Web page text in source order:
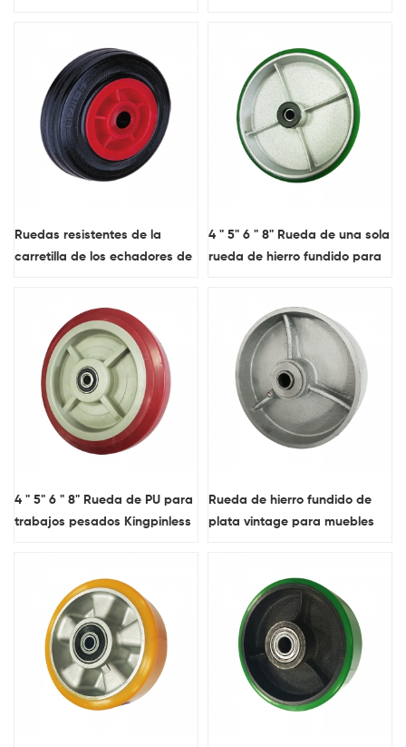
Ruedas resistentes de la
carretilla de los echadores de
echadores industriales
4 " 5" 6 " 8" Rueda de una sola
rueda de hierro fundido para
4 " 5" 6 " 8" Rueda de PU para
trabajos pesados Kingpinless
Rueda de hierro fundido de
plata vintage para muebles